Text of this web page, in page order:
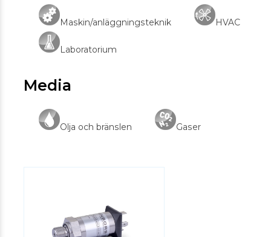
Maskin/anläggningsteknik HVAC
Laboratorium
Media
Olja och bränslen Gaser